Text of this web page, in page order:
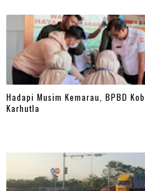
Hadapi Musim Kemarau, BPBD
Karhutla